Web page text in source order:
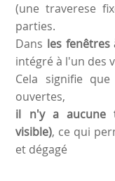
(une traverese
parties.
Dans les fenêtres
intégré à l'un des
Cela signifie
ouvertes,
il n'y a aucune
visible), ce qui
et dégagé